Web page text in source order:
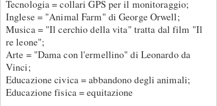
Tecnologia = collari GPS per il monitoraggio;
Inglese = "Animal Farm" di George Orwell;
Musica = "Il cerchio della vita" tratta dal film "Il
re leone";
Arte = "Dama con l'ermellino" di Leonardo da
Vinci;
Educazione civica = abbandono degli animali;
Educazione fisica = equitazione